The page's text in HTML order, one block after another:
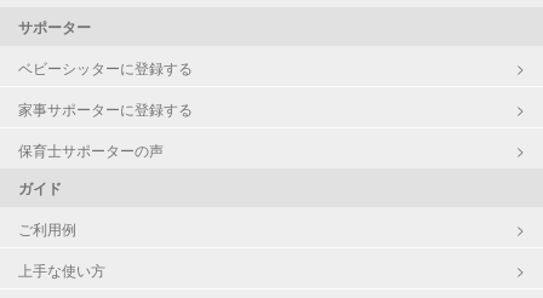
サポーター
ベビーシッターに登録する
家事サポーターに登録する
保育士サポーターの声
ガイド
ご利用例
上手な使い方